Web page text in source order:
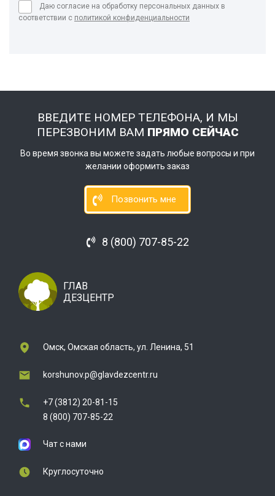
Даю согласие на обработку персональных данных в
соответствии с политикой конфиденциальности
ВВЕДИТЕ НОМЕР ТЕЛЕФОНА, И МЫ
ПЕРЕЗВОНИМ ВАМ ПРЯМО СЕЙЧАС
Во время звонка вы можете задать любые вопросы и при
желании оформить заказ
Позвонить мне
8 (800) 707-85-22
ГЛАВ
ДЕЗЦЕНТР
Омск, Омская область, ул. Ленина, 51
korshunov.p@glavdezcentr.ru
+7 (3812) 20-81-15
8 (800) 707-85-22
Чат с нами
Круглосуточно